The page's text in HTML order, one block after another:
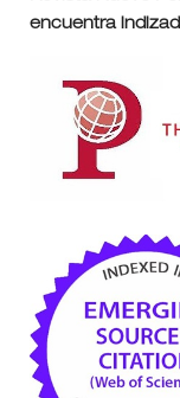
encuentra